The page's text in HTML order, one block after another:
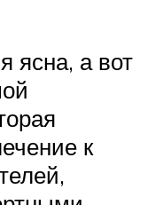
ясна, а вот
к